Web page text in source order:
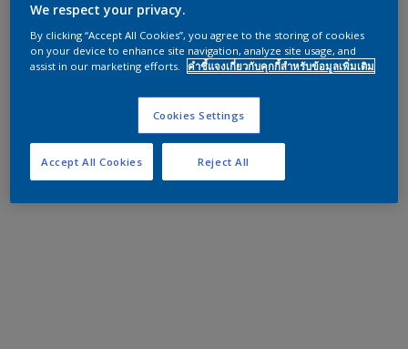
We respect your privacy.
By clicking “Accept All Cookies”, you agree to the storing of cookies
on your device to enhance site navigation, analyze site usage, and
assist in our marketing efforts.
คำชี้แจงเกี่ยวกับคุกกี้สำหรับข้อมูลเพิ่มเติม
Cookies Settings
Reject All
Accept All Cookies